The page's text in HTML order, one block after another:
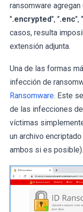
ransomware
".encrypted", ".enc", "
casos, resulta
extensión adjunta.
Una de las formas
infección de
Ransomware. Este
de las infecciones
víctimas
un archivo
ambos si es posible).